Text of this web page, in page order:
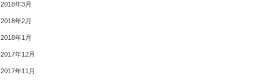
2018年3月
2018年2月
2018年1月
2017年12月
2017年11月